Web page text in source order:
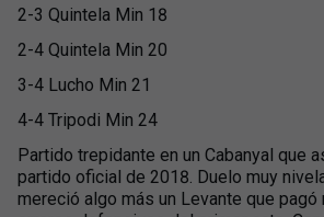
2-3 Quintela Min 18
2-4 Quintela Min 20
3-4 Lucho Min 21
4-4 Tripodi Min 24
Partido trepidante en un Cabanyal que
partido oficial de 2018. Duelo muy
mereció algo más un Levante que pagó